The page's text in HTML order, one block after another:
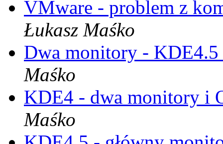
VMware - problem z
Łukasz Maśko
Dwa monitory -
Maśko
KDE4 - dwa monitory i
Maśko